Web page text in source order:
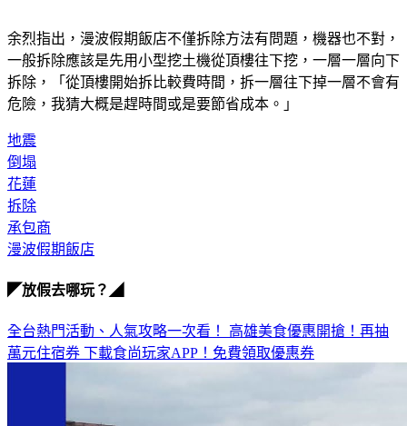
余烈指出，漫波假期飯店不僅拆除方法有問題，機器也不對，
一般拆除應該是先用小型挖土機從頂樓往下挖，一層一層向下
拆除，「從頂樓開始拆比較費時間，拆一層往下掉一層不會有
危險，我猜大概是趕時間或是要節省成本。」
地震
倒塌
花蓮
拆除
承包商
漫波假期飯店
◤放假去哪玩？◢
全台熱門活動、人氣攻略一次看！ 高雄美食優惠開搶！再抽
萬元住宿券 下載食尚玩家APP！免費領取優惠券